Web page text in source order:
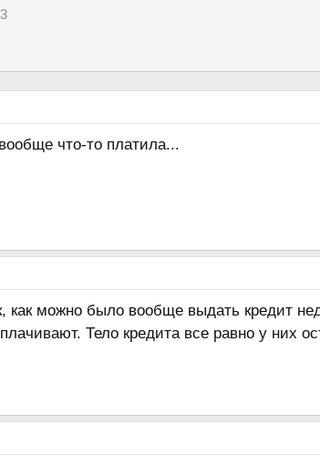
что-то платила...
как можно было вообще выдать кредит
Тело кредита все равно у них